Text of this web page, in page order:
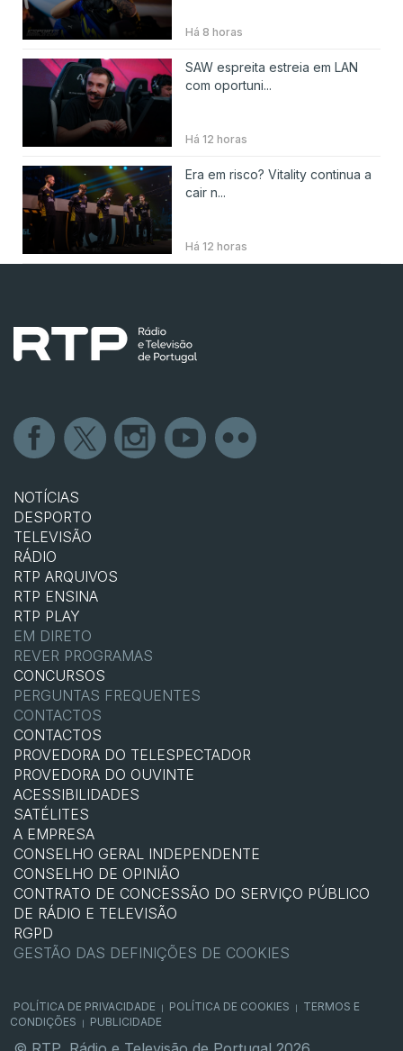
Há 8 horas
SAW espreita estreia em LAN
com oportuni...
Há 12 horas
Era em risco? Vitality continua a
cair n...
Há 12 horas
NOTÍCIAS
DESPORTO
TELEVISÃO
RÁDIO
RTP ARQUIVOS
RTP ENSINA
RTP PLAY
EM DIRETO
REVER PROGRAMAS
CONCURSOS
PERGUNTAS FREQUENTES
CONTACTOS
CONTACTOS
PROVEDORA DO TELESPECTADOR
PROVEDORA DO OUVINTE
ACESSIBILIDADES
SATÉLITES
A EMPRESA
CONSELHO GERAL INDEPENDENTE
CONSELHO DE OPINIÃO
CONTRATO DE CONCESSÃO DO SERVIÇO PÚBLICO
DE RÁDIO E TELEVISÃO
RGPD
GESTÃO DAS DEFINIÇÕES DE COOKIES
POLÍTICA DE PRIVACIDADE POLÍTICA DE COOKIES
TERMOS E
CONDIÇÕES
PUBLICIDADE